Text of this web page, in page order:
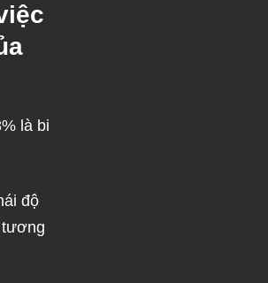
là bi
độ
tương